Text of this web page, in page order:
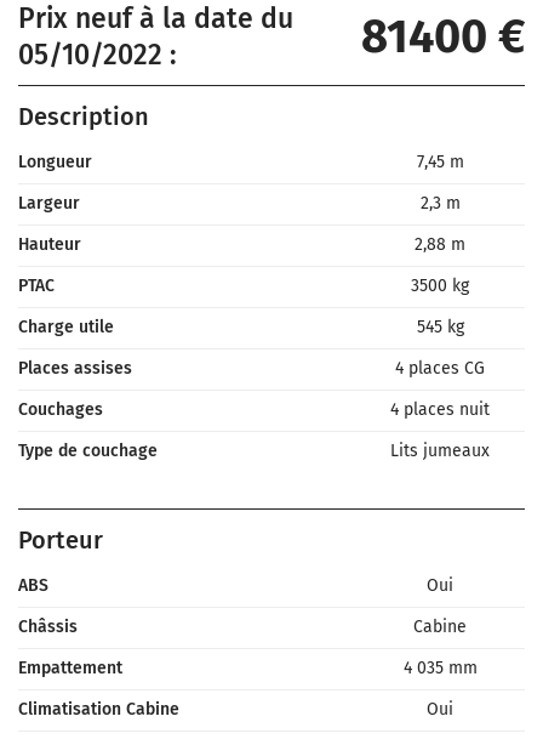
Prix neuf à la date du
05/10/2022 :
81400 €
Description
Longueur
7,45 m
Largeur
2,3 m
Hauteur
2,88 m
PTAC
3500 kg
Charge utile
545 kg
Places assises
4 places CG
Couchages
4 places nuit
Type de couchage
Lits jumeaux
Porteur
ABS
Oui
Châssis
Cabine
Empattement
4 035 mm
Climatisation Cabine
Oui